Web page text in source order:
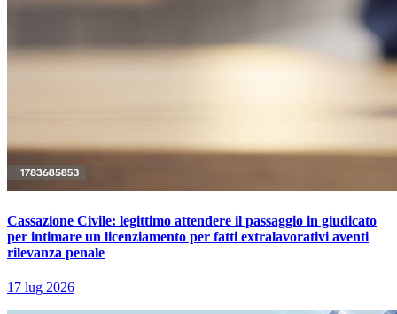
Cassazione Civile: legittimo attendere il passaggio in giudicato
per intimare un licenziamento per fatti extralavorativi aventi
rilevanza penale
17 lug 2026